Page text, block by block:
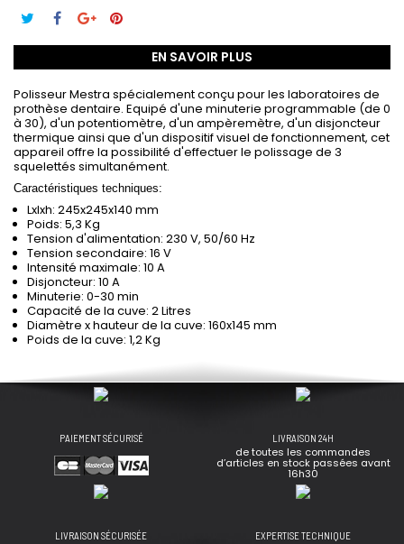
EN SAVOIR PLUS
Polisseur Mestra spécialement conçu pour les laboratoires de
prothèse dentaire. Equipé d'une minuterie programmable (de 0
à 30), d'un potentiomètre, d'un ampèremètre, d'un disjoncteur
thermique ainsi que d'un dispositif visuel de fonctionnement, cet
appareil offre la possibilité d'effectuer le polissage de 3
squelettés simultanément.
Caractéristiques techniques:
Lxlxh: 245x245x140 mm
Poids: 5,3 Kg
Tension d'alimentation: 230 V, 50/60 Hz
Tension secondaire: 16 V
Intensité maximale: 10 A
Disjoncteur: 10 A
Minuterie: 0-30 min
Capacité de la cuve: 2 Litres
Diamètre x hauteur de la cuve: 160x145 mm
Poids de la cuve: 1,2 Kg
PAIEMENT SÉCURISÉ LIVRAISON 24H
de toutes les commandes
d’articles en stock passées avant
16h30
LIVRAISON SÉCURISÉE EXPERTISE TECHNIQUE